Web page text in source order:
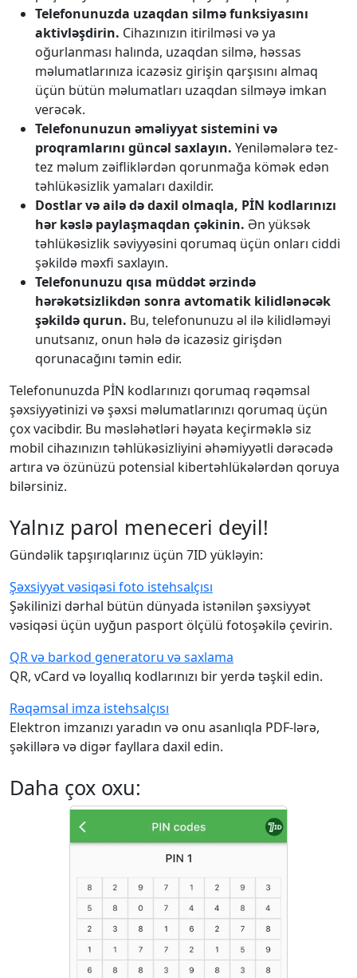
Telefonunuzda uzaqdan silmə funksiyasını
aktivləşdirin. Cihazınızın itirilməsi və ya
oğurlanması halında, uzaqdan silmə, həssas
məlumatlarınıza icazəsiz girişin qarşısını almaq
üçün bütün məlumatları uzaqdan silməyə imkan
verəcək.
Telefonunuzun əməliyyat sistemini və
proqramlarını güncəl saxlayın. Yeniləmələrə tez-
tez məlum zəifliklərdən qorunmağa kömək edən
təhlükəsizlik yamaları daxildir.
Dostlar və ailə də daxil olmaqla, PİN kodlarınızı
hər kəslə paylaşmaqdan çəkinin. Ən yüksək
təhlükəsizlik səviyyəsini qorumaq üçün onları ciddi
şəkildə məxfi saxlayın.
Telefonunuzu qısa müddət ərzində
hərəkətsizlikdən sonra avtomatik kilidlənəcək
şəkildə qurun. Bu, telefonunuzu əl ilə kilidləməyi
unutsanız, onun hələ də icazəsiz girişdən
qorunacağını təmin edir.
Telefonunuzda PİN kodlarınızı qorumaq rəqəmsal
şəxsiyyətinizi və şəxsi məlumatlarınızı qorumaq üçün
çox vacibdir. Bu məsləhətləri həyata keçirməklə siz
mobil cihazınızın təhlükəsizliyini əhəmiyyətli dərəcədə
artıra və özünüzü potensial kibertəhlükələrdən qoruya
bilərsiniz.
Yalnız parol meneceri deyil!
Gündəlik tapşırıqlarınız üçün 7ID yükləyin:
Şəxsiyyət vəsiqəsi foto istehsalçısı
Şəkilinizi dərhal bütün dünyada istənilən şəxsiyyət
vəsiqəsi üçün uyğun pasport ölçülü fotoşəkilə çevirin.
QR və barkod generatoru və saxlama
QR, vCard və loyallıq kodlarınızı bir yerdə təşkil edin.
Rəqəmsal imza istehsalçısı
Elektron imzanızı yaradın və onu asanlıqla PDF-lərə,
şəkillərə və digər fayllara daxil edin.
Daha çox oxu: